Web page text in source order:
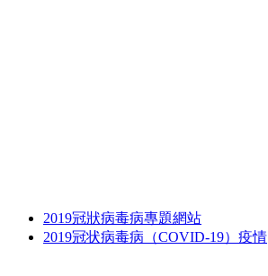
2019冠狀病毒病專題網站
2019冠状病毒病（COVID-19）疫情